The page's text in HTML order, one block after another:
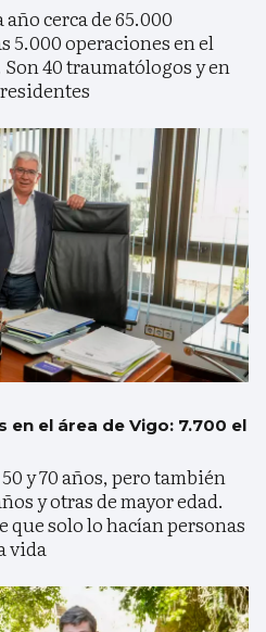
cerca de 65.000
5.000 operaciones en el
40 traumatólogos y en
el área de Vigo: 7.700 el
y 70 años, pero también
y otras de mayor edad.
que solo lo hacían personas
vida